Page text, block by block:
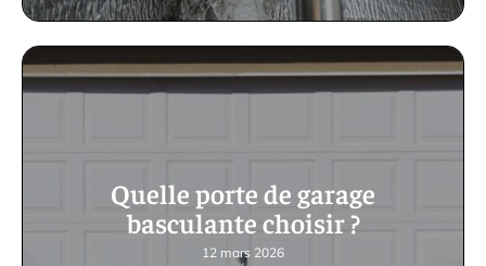
Quelle porte de garage
basculante choisir ?
12 mars 2026